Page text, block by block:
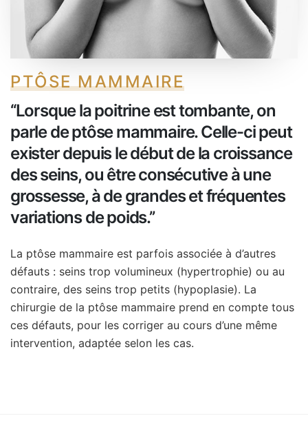
PTÔSE MAMMAIRE
‘‘Lorsque la poitrine est tombante, on
parle de ptôse mammaire. Celle-ci peut
exister depuis le début de la croissance
des seins, ou être consécutive à une
grossesse, à de grandes et fréquentes
variations de poids.’’
La ptôse mammaire est parfois associée à d’autres
défauts : seins trop volumineux (hypertrophie) ou au
contraire, des seins trop petits (hypoplasie). La
chirurgie de la ptôse mammaire prend en compte tous
ces défauts, pour les corriger au cours d’une même
intervention, adaptée selon les cas.